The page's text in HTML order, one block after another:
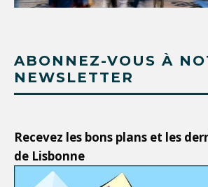
ABONNEZ-VOUS À
NEWSLETTER
Recevez les bons plans et les
de Lisbonne